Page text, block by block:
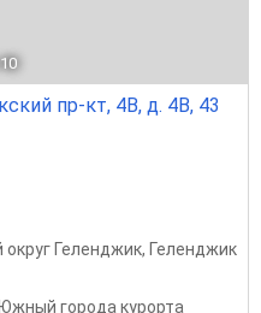
пр-кт, 4В, д. 4В, 43
округ Геленджик, Геленджик
гopoдa куpорта